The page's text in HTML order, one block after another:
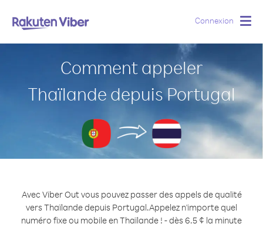
Connexion
Comment appeler
Thaïlande depuis Portugal
Avec Viber Out vous pouvez passer des appels de qualité
vers Thaïlande depuis Portugal.Appelez n'importe quel
numéro fixe ou mobile en Thaïlande ! - dès 6.5 ¢ la minute